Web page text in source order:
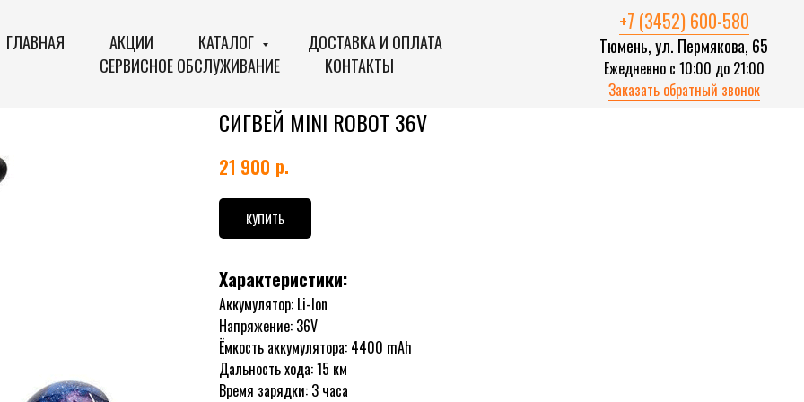
ГЛАВНАЯ АКЦИИ КАТАЛОГ
ДОСТАВКА И ОПЛАТА
СЕРВИСНОЕ ОБСЛУЖИВАНИЕ
КОНТАКТЫ
+7 (3452) 600-580
Тюмень, ул. Пермякова, 65
Ежедневно с 10:00 до 21:00
Заказать обратный звонок
СИГВЕЙ MINI ROBOT 36V
21 900 р.
КУПИТЬ
Характеристики:
Аккумулятор: Li-Ion
Напряжение: 36V
Ёмкость аккумулятора: 4400 mAh
Дальность хода: 15 км
Время зарядки: 3 часа